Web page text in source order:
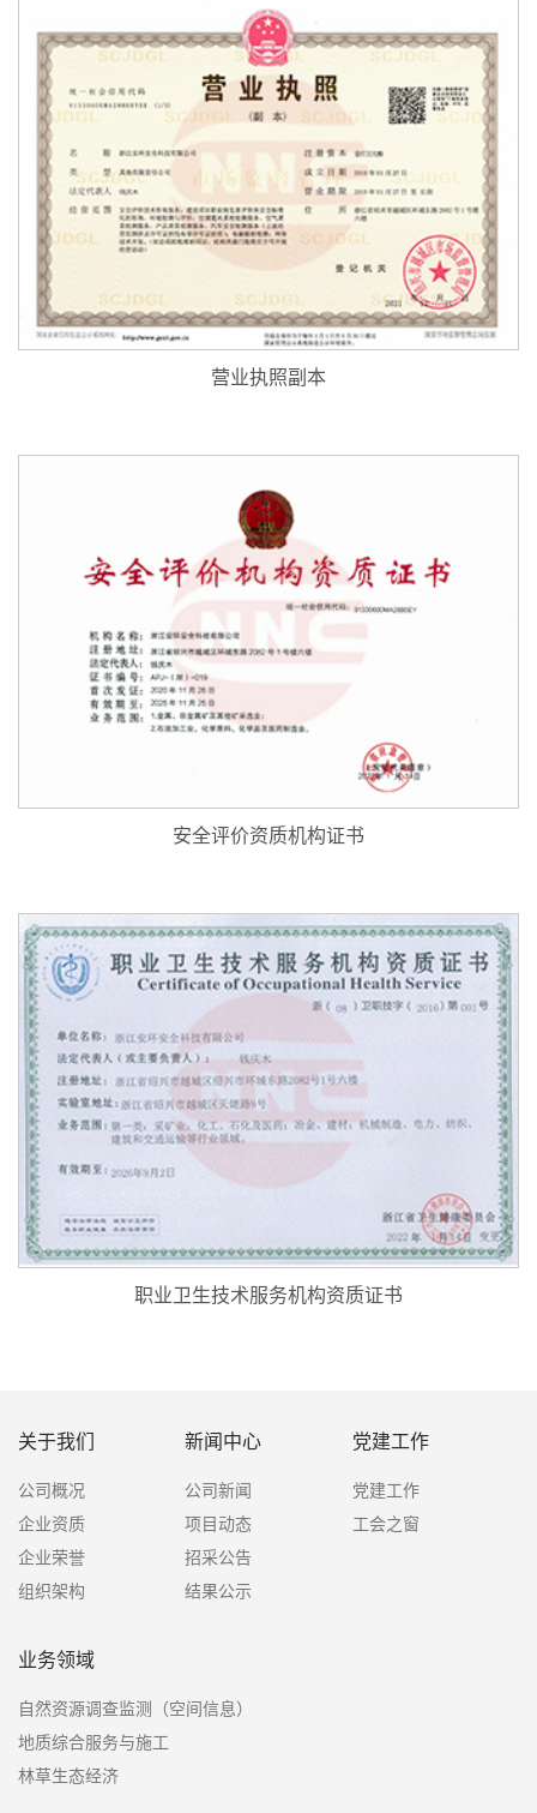
营业执照副本
安全评价资质机构证书
职业卫生技术服务机构资质证书
关于我们
公司概况
企业资质
企业荣誉
组织架构
新闻中心
公司新闻
项目动态
招采公告
结果公示
党建工作
党建工作
工会之窗
业务领域
自然资源调查监测（空间信息）
地质综合服务与施工
林草生态经济